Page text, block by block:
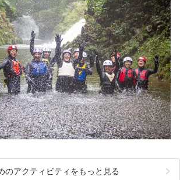
のアクティビティをもっと見る